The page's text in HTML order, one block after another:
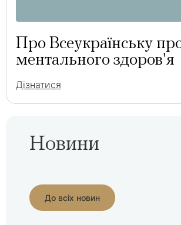
Про Всеукраїнську
ментального здоров'я
Дізнатися
Новини
До всіх новин